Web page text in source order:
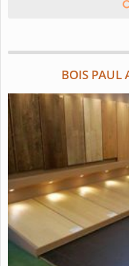
BOIS